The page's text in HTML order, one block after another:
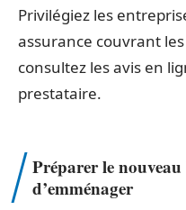
Privilégiez les
assurance couvrant
consultez les avis en
prestataire.
Préparer le
d’emménager